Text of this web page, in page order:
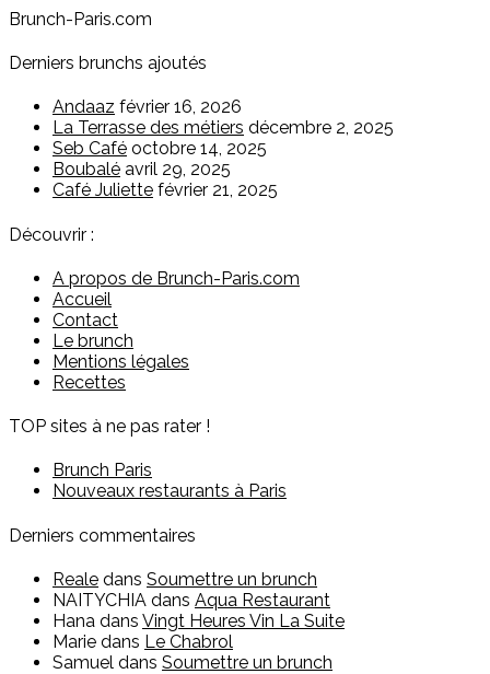
Brunch-Paris.com
Derniers brunchs ajoutés
Andaaz février 16, 2026
La Terrasse des métiers décembre 2, 2025
Seb Café octobre 14, 2025
Boubalé avril 29, 2025
Café Juliette février 21, 2025
Découvrir :
A propos de Brunch-Paris.com
Accueil
Contact
Le brunch
Mentions légales
Recettes
TOP sites à ne pas rater !
Brunch Paris
Nouveaux restaurants à Paris
Derniers commentaires
Reale dans Soumettre un brunch
NAITYCHIA dans Aqua Restaurant
Hana dans Vingt Heures Vin La Suite
Marie dans Le Chabrol
Samuel dans Soumettre un brunch